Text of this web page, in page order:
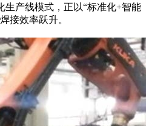
生产线模式，正以“标准化+智能
接效率跃升。